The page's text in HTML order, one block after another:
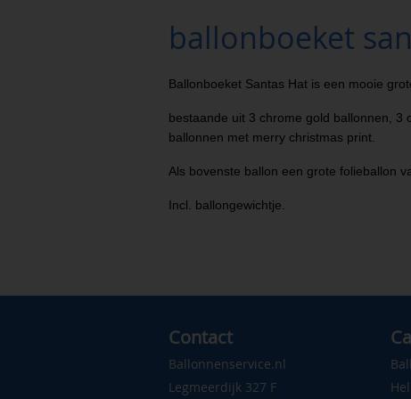
ballonboeket
Ballonboeket Santas Hat is een mooie
bestaande uit 3 chrome gold ballonnen,
ballonnen met merry christmas print.
Als bovenste ballon een grote folieballon
Incl. ballongewichtje.
Contact
Ballonnenservice.nl
Legmeerdijk 327 F